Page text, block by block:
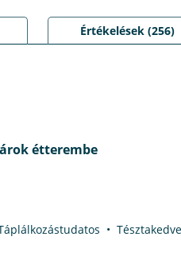
Értékelések (256)
étterembe
•